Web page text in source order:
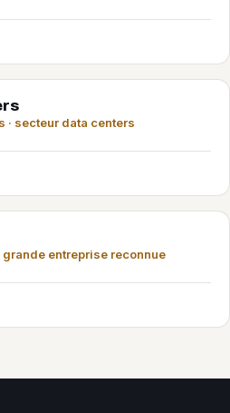
· secteur data centers
entreprise reconnue